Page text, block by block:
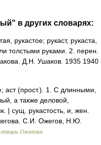
в других словарях:
рукастое; рукаст, рукаста,
толстыми руками. 2. перен.
Д.Н. Ушаков. 1935 1940
(прост.). 1. С длинными,
а также деловой,
| сущ. рукастость, и, жен.
С.И. Ожегов, Н.Ю.
Ожегова